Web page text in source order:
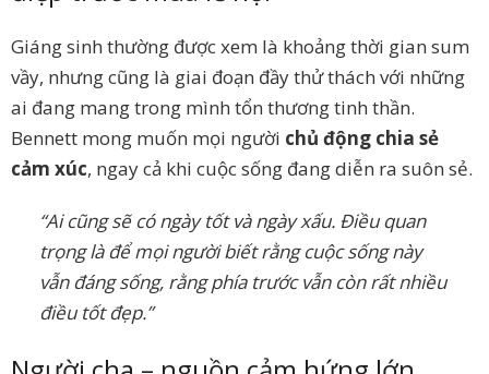
Giáng sinh thường được xem là khoảng thời gian sum
vầy, nhưng cũng là giai đoạn đầy thử thách với những
ai đang mang trong mình tổn thương tinh thần.
Bennett mong muốn mọi người chủ động chia sẻ
cảm xúc, ngay cả khi cuộc sống đang diễn ra suôn sẻ.
“Ai cũng sẽ có ngày tốt và ngày xấu. Điều quan
trọng là để mọi người biết rằng cuộc sống này
vẫn đáng sống, rằng phía trước vẫn còn rất nhiều
điều tốt đẹp.”